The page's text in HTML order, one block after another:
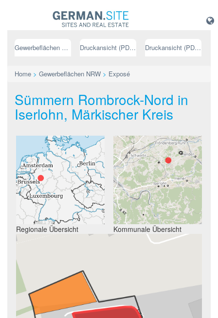
Gewerbeflächen NRW Druckansicht (PDF) // deutsch Druckansicht (PDF) // englisch
Home > Gewerbeflächen NRW > Exposé
Sümmern Rombrock-Nord in
Iserlohn, Märkischer Kreis
Regionale Übersicht Kommunale Übersicht